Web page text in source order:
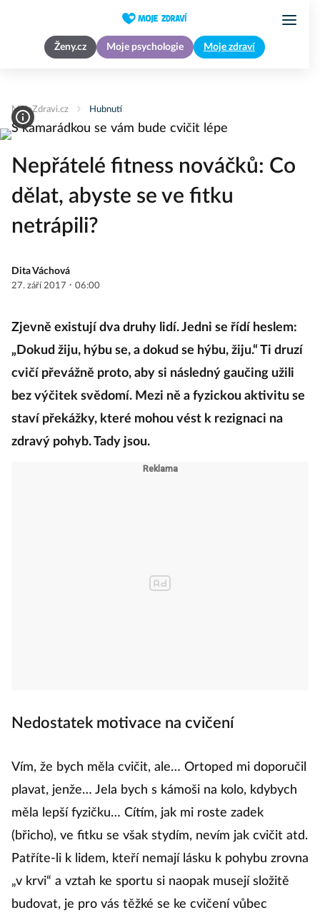
Ženy.cz Moje psychologie Moje zdraví
MojeZdravi.cz Hubnutí
Nepřátelé fitness nováčků: Co
dělat, abyste se ve fitku
netrápili?
Dita Váchová
27. září 2017 · 06:00
Zjevně existují dva druhy lidí. Jedni se řídí heslem:
„Dokud žiju, hýbu se, a dokud se hýbu, žiju.“ Ti druzí
cvičí převážně proto, aby si následný gaučing užili
bez výčitek svědomí. Mezi ně a fyzickou aktivitu se
staví překážky, které mohou vést k rezignaci na
zdravý pohyb. Tady jsou.
Nedostatek motivace na cvičení
Vím, že bych měla cvičit, ale… Ortoped mi doporučil
plavat, jenže… Jela bych s kámoši na kolo, kdybych
měla lepší fyzičku… Cítím, jak mi roste zadek
(břicho), ve fitku se však stydím, nevím jak cvičit atd.
Patříte-li k lidem, kteří nemají lásku k pohybu zrovna
„v krvi“ a vztah ke sportu si naopak musejí složitě
budovat, je pro vás těžké se ke cvičení vůbec